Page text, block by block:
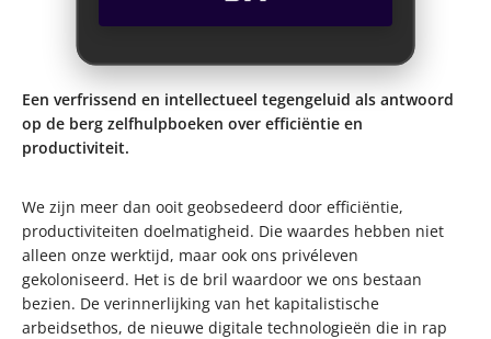
Een verfrissend en intellectueel tegengeluid als antwoord
op de berg zelfhulpboeken over efficiëntie en
productiviteit.
We zijn meer dan ooit geobsedeerd door efficiëntie,
productiviteiten doelmatigheid. Die waardes hebben niet
alleen onze werktijd, maar ook ons privéleven
gekoloniseerd. Het is de bril waardoor we ons bestaan
bezien. De verinnerlijking van het kapitalistische
arbeidsethos, de nieuwe digitale technologieën die in rap